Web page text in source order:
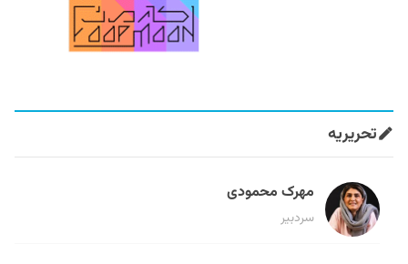
تحریریه
مهرک محمودی
سردبیر